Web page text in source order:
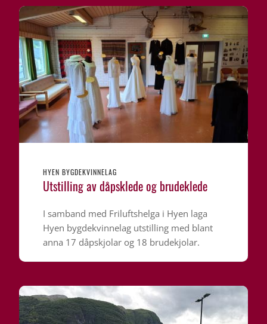
HYEN BYGDEKVINNELAG
Utstilling av dåpsklede og brudeklede
I samband med Friluftshelga i Hyen laga
Hyen bygdekvinnelag utstilling med blant
anna 17 dåpskjolar og 18 brudekjolar.